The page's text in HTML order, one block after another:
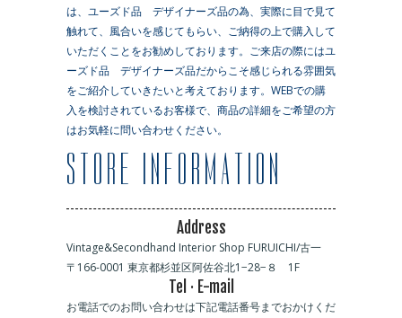
は、ユーズド品 デザイナーズ品の為、実際に目で見て
触れて、風合いを感じてもらい、ご納得の上で購入して
いただくことをお勧めしております。ご来店の際にはユ
ーズド品 デザイナーズ品だからこそ感じられる雰囲気
をご紹介していきたいと考えております。WEBでの購
入を検討されているお客様で、商品の詳細をご希望の方
はお気軽に問い合わせください。
Address
Vintage&Secondhand Interior Shop FURUICHI/古一
〒166-0001 東京都杉並区阿佐谷北1−28−８ 1F
Tel · E-mail
お電話でのお問い合わせは下記電話番号までおかけくだ